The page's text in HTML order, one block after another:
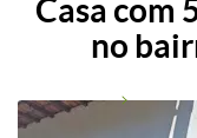
Casa com
no